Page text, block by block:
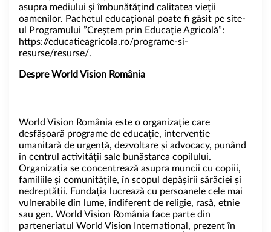
asupra mediului și îmbunătățind calitatea vieții
oamenilor. Pachetul educațional poate fi găsit pe site-
ul Programului ”Creștem prin Educație Agricolă”:
https://educatieagricola.ro/programe-si-
resurse/resurse/.
Despre World Vision România
World Vision România este o organizație care
desfășoară programe de educație, intervenție
umanitară de urgență, dezvoltare și advocacy, punând
în centrul activității sale bunăstarea copilului.
Organizația se concentrează asupra muncii cu copiii,
familiile și comunitățile, în scopul depășirii sărăciei și
nedreptății. Fundația lucrează cu persoanele cele mai
vulnerabile din lume, indiferent de religie, rasă, etnie
sau gen. World Vision România face parte din
parteneriatul World Vision International, prezent în